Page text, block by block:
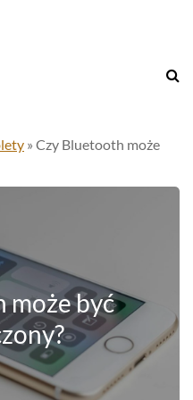
» Czy Bluetooth może
może być